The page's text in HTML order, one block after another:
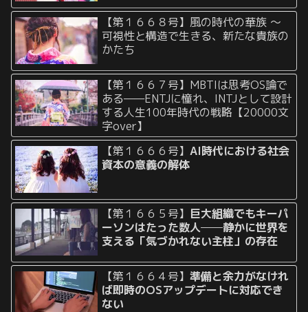
【第１６６８号】風の時代の華族 〜
可視性と構造で生きる、新たな貴族の
かたち
【第１６６７号】MBTIは思考OS論で
ある——ENTJに憧れ、INTJとして設計
する人生100年時代の戦略【20000文
字over】
【第１６６６号】AI時代における社会
資本の意義の解体
【第１６６５号】 巨大組織でもキーパ
ーソンはたった数人──静かに世界を
支える「気づかれない主柱」の存在
【第１６６４号】準備と余力がなけれ
ば即時のOSアップデートに対応でき
ない